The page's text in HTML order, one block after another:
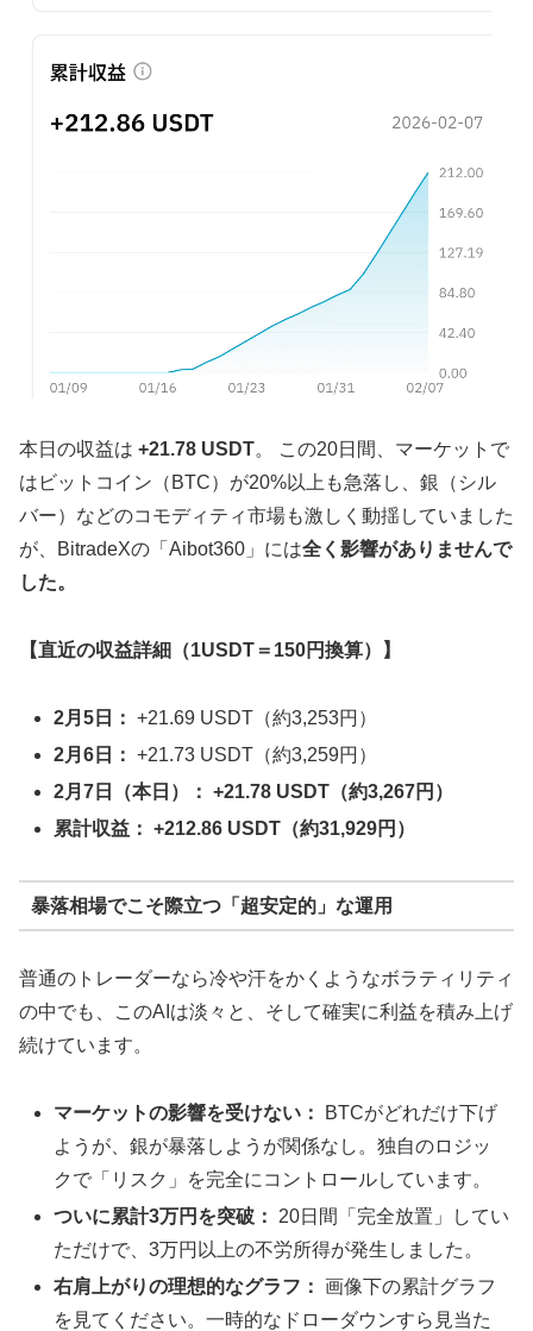
本日の収益は +21.78 USDT。 この20日間、マーケットで
はビットコイン（BTC）が20%以上も急落し、銀（シル
バー）などのコモディティ市場も激しく動揺していました
が、BitradeXの「Aibot360」には全く影響がありませんで
した。
【直近の収益詳細（1USDT＝150円換算）】
2月5日： +21.69 USDT（約3,253円）
2月6日： +21.73 USDT（約3,259円）
2月7日（本日）： +21.78 USDT（約3,267円）
累計収益： +212.86 USDT（約31,929円）
暴落相場でこそ際立つ「超安定的」な運用
普通のトレーダーなら冷や汗をかくようなボラティリティ
の中でも、このAIは淡々と、そして確実に利益を積み上げ
続けています。
マーケットの影響を受けない：
BTCがどれだけ下げ
ようが、銀が暴落しようが関係なし。独自のロジッ
クで「リスク」を完全にコントロールしています。
ついに累計3万円を突破：
20日間「完全放置」してい
ただけで、3万円以上の不労所得が発生しました。
右肩上がりの理想的なグラフ： 画像下の累計グラフ
を見てください。一時的なドローダウンすら見当た